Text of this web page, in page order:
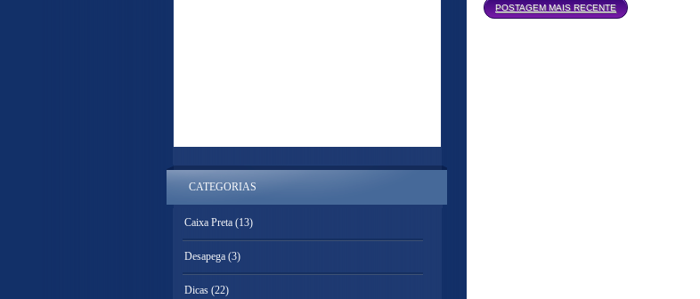
POSTAGEM MAIS RECENTE
CATEGORIAS
Caixa Preta (13)
Desapega (3)
Dicas (22)